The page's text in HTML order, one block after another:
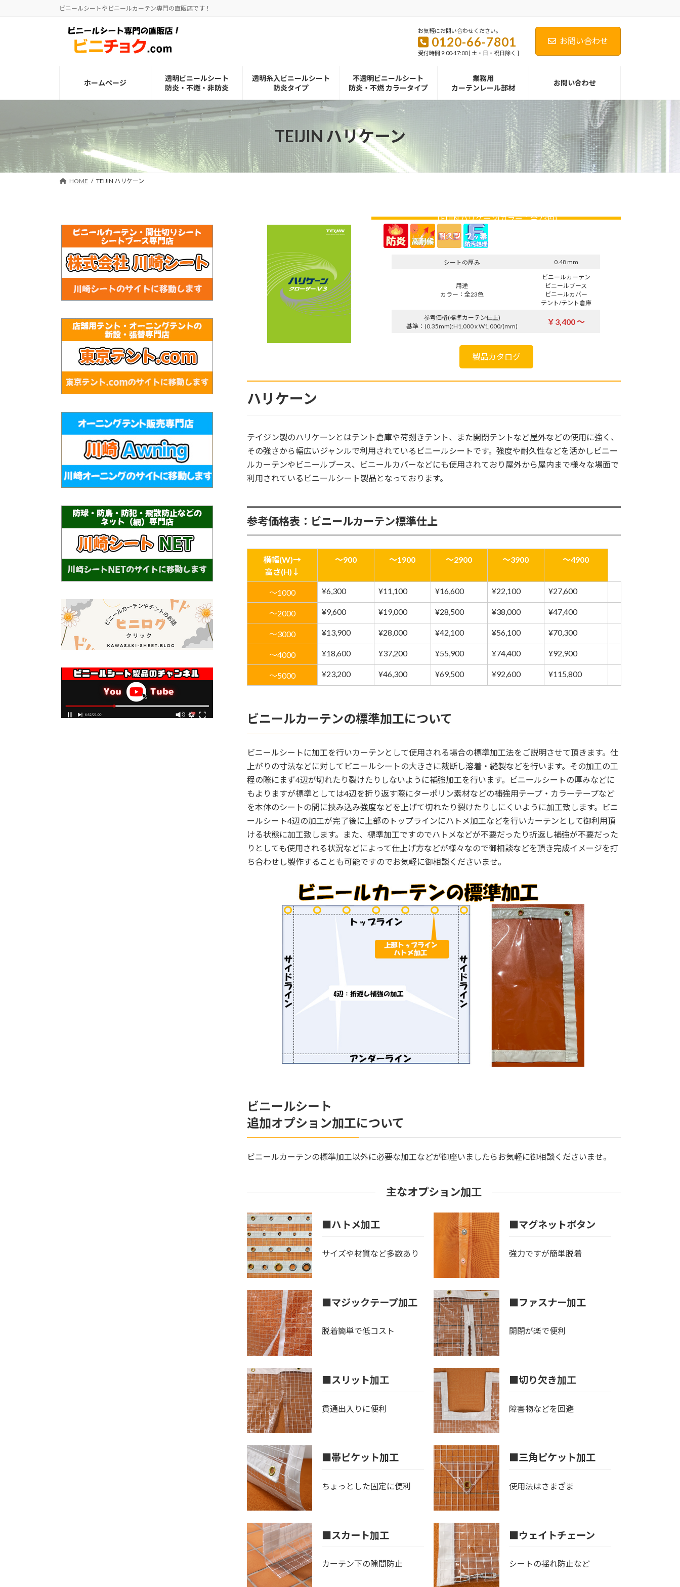
ッ
移
ビニールシートやビニールカーテン専門の直販店です！
お気軽にお問い合わせください。
0120-66-7801
受付時間 9:00-17:00 [ 土・日・祝日除く ]
お問い合わせ
ホームページ
透明ビニールシート
防炎・不燃・非防炎
透明糸入ビニールシート
防炎タイプ
不透明ビニールシート
防炎・不燃 カラータイプ
業務用
カーテンレール部材
お問い合わせ
TEIJIN ハリケーン
HOME TEIJIN ハリケーン
TEIJIN ハリケーン(カラー：全23色)
シートの厚み 0.48 mm
用途
カラー：全23色
ビニールカーテン
ビニールブース
ビニールカバー
テント/テント倉庫
参考価格(標準カーテン仕上)
基準：(0.35mm):H1,000 x W1,000/(mm)
￥3,400 ～
製品カタログ
ハリケーン
テイジン製のハリケーンとはテント倉庫や荷捌きテント、また開閉テントなど屋外などの使用に強く、
その強さから幅広いジャンルで利用されているビニールシートです。強度や耐久性などを活かしビニー
ルカーテンやビニールブース、ビニールカバーなどにも使用されており屋外から屋内まで様々な場面で
利用されているビニールシート製品となっております。
参考価格表：ビニールカーテン標準仕上
横幅(W)→
高さ(H)↓
～900 ～1900 ～2900 ～3900 ～4900
～1000 ¥6,300 ¥11,100 ¥16,600 ¥22,100 ¥27,600
～2000 ¥9,600 ¥19,000 ¥28,500 ¥38,000 ¥47,400
～3000 ¥13,900 ¥28,000 ¥42,100 ¥56,100 ¥70,300
～4000 ¥18,600 ¥37,200 ¥55,900 ¥74,400 ¥92,900
～5000 ¥23,200 ¥46,300 ¥69,500 ¥92,600 ¥115,800
ビニールカーテンの標準加工について
ビニールシートに加工を行いカーテンとして使用される場合の標準加工法をご説明させて頂きます。仕
上がりの寸法などに対してビニールシートの大きさに裁断し溶着・縫製などを行います。その加工の工
程の際にまず4辺が切れたり裂けたりしないように補強加工を行います。ビニールシートの厚みなどに
もよりますが標準としては4辺を折り返す際にターポリン素材などの補強用テープ・カラーテープなど
を本体のシートの間に挟み込み強度などを上げて切れたり裂けたりしにくいように加工致します。ビニ
ールシート4辺の加工が完了後に上部のトップラインにハトメ加工などを行いカーテンとして御利用頂
ける状態に加工致します。また、標準加工ですのでハトメなどが不要だったり折返し補強が不要だった
りとしても使用される状況などによって仕上げ方などが様々なので御相談などを頂き完成イメージを打
ち合わせし製作することも可能ですのでお気軽に御相談くださいませ。
ビニールシート
追加オプション加工について
ビニールカーテンの標準加工以外に必要な加工などが御座いましたらお気軽に御相談くださいませ。
主なオプション加工
■ハトメ加工
サイズや材質など多数あり
■マグネットボタン
強力ですが簡単脱着
■マジックテープ加工
脱着簡単で低コスト
■ファスナー加工
開閉が楽で便利
■スリット加工
貫通出入りに便利
■切り欠き加工
障害物などを回避
■帯ピケット加工
ちょっとした固定に便利
■三角ピケット加工
使用法はさまざま
■スカート加工
カーテン下の隙間防止
■ウェイトチェーン
シートの揺れ防止など